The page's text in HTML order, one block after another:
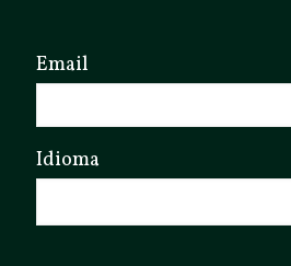
Email
Idioma